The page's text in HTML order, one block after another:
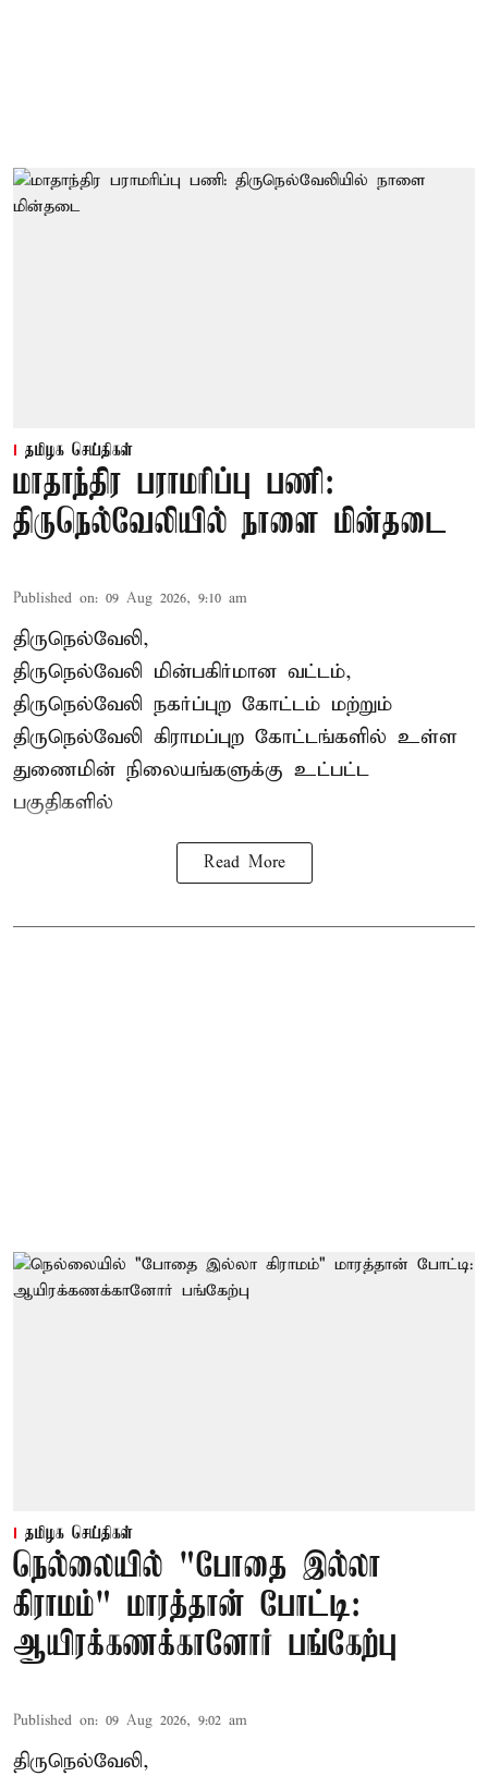
தமிழக செய்திகள்
மாதாந்திர பராமரிப்பு பணி:
திருநெல்வேலியில் நாளை மின்தடை
Published on: 09 Aug 2026, 9:10 am
திருநெல்வேலி,
திருநெல்வேலி மின்பகிர்மான வட்டம்,
திருநெல்வேலி நகர்ப்புற கோட்டம் மற்றும்
திருநெல்வேலி கிராமப்புற கோட்டங்களில் உள்ள
துணைமின் நிலையங்களுக்கு உட்பட்ட
பகுதிகளில்
Read More
தமிழக செய்திகள்
நெல்லையில் "போதை இல்லா
கிராமம்" மாரத்தான் போட்டி:
ஆயிரக்கணக்கானோர் பங்கேற்பு
Published on: 09 Aug 2026, 9:02 am
திருநெல்வேலி,